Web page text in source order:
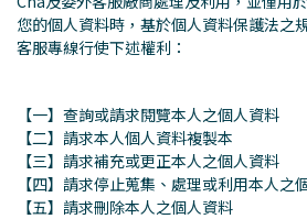
您的個人資料時，基於個人資料保護法之
客服專線行使下述權利：
【一】查詢或請求閱覽本人之個人資料
【二】請求本人個人資料複製本
【三】請求補充或更正本人之個人資料
【四】請求停止蒐集、處理或利用本人之
【五】請求刪除本人之個人資料